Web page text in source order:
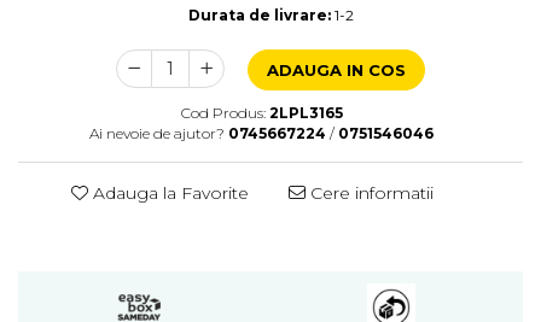
Durata de livrare:1-2
ADAUGA IN COS
Cod Produs: 2LPL3165
Ai nevoie de ajutor? 0745667224 / 0751546046
Adauga la Favorite Cere informatii